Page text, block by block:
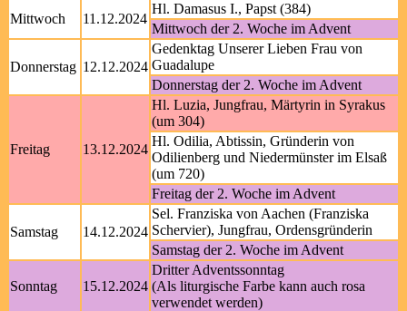
Mittwoch
11.12.2024
Hl. Damasus I., Papst (384)
Mittwoch der 2. Woche im Advent
Donnerstag 12.12.2024
Gedenktag Unserer Lieben Frau von
Guadalupe
Donnerstag der 2. Woche im Advent
Freitag 13.12.2024
Hl. Luzia, Jungfrau, Märtyrin in Syrakus
(um 304)
Hl. Odilia, Abtissin, Gründerin von
Odilienberg und Niedermünster im Elsaß
(um 720)
Freitag der 2. Woche im Advent
Samstag 14.12.2024
Sel. Franziska von Aachen (Franziska
Schervier), Jungfrau, Ordensgründerin
Samstag der 2. Woche im Advent
Sonntag 15.12.2024
Dritter Adventssonntag
(Als liturgische Farbe kann auch rosa
verwendet werden)